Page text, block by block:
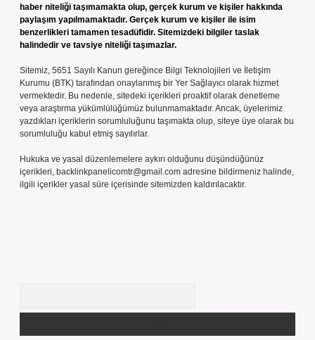
haber niteliği taşımamakta olup, gerçek kurum ve kişiler hakkında
paylaşım yapılmamaktadır. Gerçek kurum ve kişiler ile isim
benzerlikleri tamamen tesadüfidir. Sitemizdeki bilgiler taslak
halindedir ve tavsiye niteliği taşımazlar.
Sitemiz, 5651 Sayılı Kanun gereğince Bilgi Teknolojileri ve İletişim
Kurumu (BTK) tarafından onaylanmış bir Yer Sağlayıcı olarak hizmet
vermektedir. Bu nedenle, sitedeki içerikleri proaktif olarak denetleme
veya araştırma yükümlülüğümüz bulunmamaktadır. Ancak, üyelerimiz
yazdıkları içeriklerin sorumluluğunu taşımakta olup, siteye üye olarak bu
sorumluluğu kabul etmiş sayılırlar.
Hukuka ve yasal düzenlemelere aykırı olduğunu düşündüğünüz
içerikleri, backlinkpanelicomtr@gmail.com adresine bildirmeniz halinde,
ilgili içerikler yasal süre içerisinde sitemizden kaldırılacaktır.